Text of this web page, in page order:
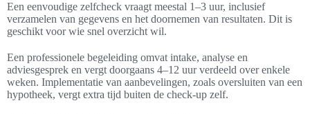
Een eenvoudige zelfcheck vraagt meestal 1–3 uur, inclusief
verzamelen van gegevens en het doornemen van resultaten. Dit is
geschikt voor wie snel overzicht wil.
Een professionele begeleiding omvat intake, analyse en
adviesgesprek en vergt doorgaans 4–12 uur verdeeld over enkele
weken. Implementatie van aanbevelingen, zoals oversluiten van een
hypotheek, vergt extra tijd buiten de check-up zelf.